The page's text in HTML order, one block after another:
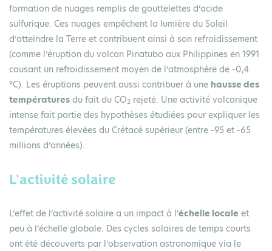
formation de nuages remplis de gouttelettes d’acide
sulfurique. Ces nuages empêchent la lumière du Soleil
d’atteindre la Terre et contribuent ainsi à son refroidissement
(comme l’éruption du volcan Pinatubo aux Philippines en 1991
causant un refroidissement moyen de l’atmosphère de -0,4
°C). Les éruptions peuvent aussi contribuer à une hausse des
températures du fait du CO2 rejeté. Une activité volcanique
intense fait partie des hypothèses étudiées pour expliquer les
températures élevées du Crétacé supérieur (entre -95 et -65
millions d’années).
L'activité solaire
L’effet de l’activité solaire a un impact à l’échelle locale et
peu à l’échelle globale. Des cycles solaires de temps courts
ont été découverts par l’observation astronomique via le